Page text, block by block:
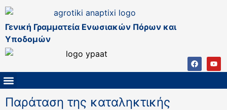
Γενική Γραμματεία Ενωσιακών Πόρων και
Υποδομών
Παράταση της καταληκτικής